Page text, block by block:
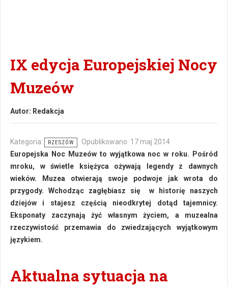
IX edycja Europejskiej Nocy
Muzeów
Autor: Redakcja
Kategoria: RZESZÓW
Opublikowano: 17 maj 2014
Europejska Noc Muzeów to wyjątkowa noc w roku. Pośród
mroku, w świetle księżyca ożywają legendy z dawnych
wieków. Muzea otwierają swoje podwoje jak wrota do
przygody. Wchodząc zagłębiasz się w historię naszych
dziejów i stajesz częścią nieodkrytej dotąd tajemnicy.
Eksponaty zaczynają żyć własnym życiem, a muzealna
rzeczywistość przemawia do zwiedzających wyjątkowym
językiem.
Aktualna sytuacja na